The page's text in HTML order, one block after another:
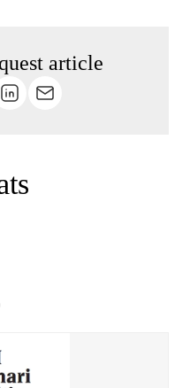
article